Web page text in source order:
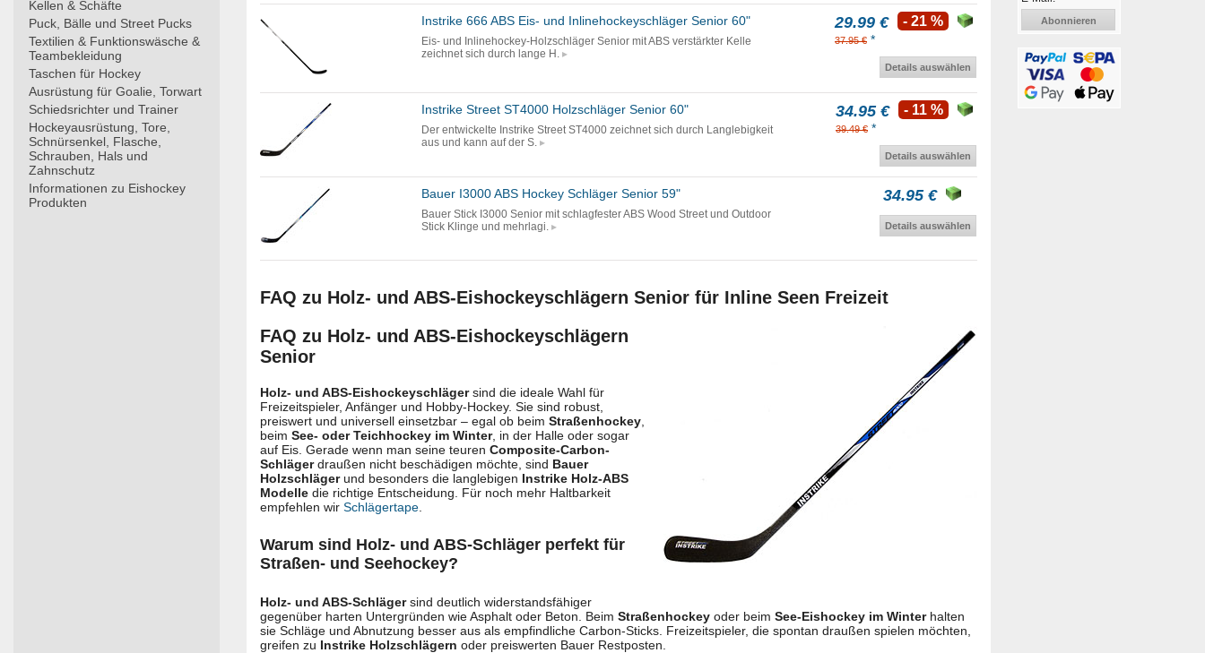
Kellen & Schäfte
Puck, Bälle und Street Pucks
Textilien & Funktionswäsche &
Teambekleidung
Taschen für Hockey
Ausrüstung für Goalie, Torwart
Schiedsrichter und Trainer
Hockeyausrüstung, Tore,
Schnürsenkel, Flasche,
Schrauben, Hals und
Zahnschutz
Informationen zu Eishockey
Produkten
Instrike 666 ABS Eis- und Inlinehockeyschläger Senior 60"
Eis- und Inlinehockey-Holzschläger Senior mit ABS verstärkter Kelle
zeichnet sich durch lange H.
29.99 €
37.95 € *
- 21 %
Details auswählen
Instrike Street ST4000 Holzschläger Senior 60"
Der entwickelte Instrike Street ST4000 zeichnet sich durch Langlebigkeit
aus und kann auf der S.
34.95 €
39.49 € *
- 11 %
Details auswählen
Bauer I3000 ABS Hockey Schläger Senior 59"
Bauer Stick I3000 Senior mit schlagfester ABS Wood Street und Outdoor
Stick Klinge und mehrlagi.
34.95 €
Details auswählen
FAQ zu Holz- und ABS-Eishockeyschlägern Senior für Inline Seen Freizeit
FAQ zu Holz- und ABS-Eishockeyschlägern
Senior
Holz- und ABS-Eishockeyschlägersind die ideale Wahl für
Freizeitspieler, Anfänger und Hobby-Hockey. Sie sind robust,
preiswert und universell einsetzbar – egal ob beim Straßenhockey
beim See- oder Teichhockey im Winter, in der Halle oder sogar
auf Eis. Gerade wenn man seine teuren Composite-Carbon-
Schlägerdraußen nicht beschädigen möchte, sind Bauer
Holzschlägerund besonders die langlebigen Instrike Holz-ABS
Modelle die richtige Entscheidung. Für noch mehr Haltbarkeit
empfehlen wir Schlägertape
Warum sind Holz- und ABS-Schläger perfekt für
Straßen- und Seehockey?
Holz- und ABS-Schlägersind deutlich widerstandsfähiger
gegenüber harten Untergründen wie Asphalt oder Beton. Beim Straßenhockey oder beim See-Eishockey im Winterhalten
sie Schläge und Abnutzung besser aus als empfindliche Carbon-Sticks. Freizeitspieler, die spontan draußen spielen möchten,
greifen zu Instrike Holzschlägern oder preiswerten Bauer Restposten.
Abonnieren